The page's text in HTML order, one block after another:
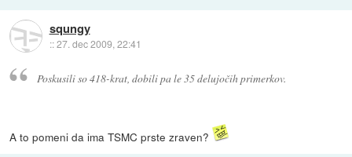
squngy
::27. dec 2009, 22:41
Poskusili so 418-krat, dobili pa le 35 delujočih primerkov.
A to pomeni da ima TSMC prste zraven?